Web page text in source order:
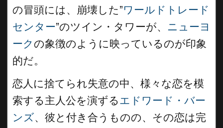
の冒頭には、崩壊した”ワールドトレード
センター”のツイン・タワーが、 ニューヨ
ークの象徴のように映っているのが印象
的だ。
恋人に捨てられ失意の中、様々な恋を模
索する主人公を演ずるエドワード・バー
ンズ、彼と付き合うものの、その恋は完